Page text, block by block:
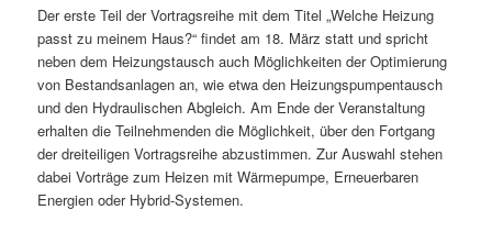
Der erste Teil der Vortragsreihe mit dem Titel „Welche Heizung
passt zu meinem Haus?“ findet am 18. März statt und spricht
neben dem Heizungstausch auch Möglichkeiten der Optimierung
von Bestandsanlagen an, wie etwa den Heizungspumpentausch
und den Hydraulischen Abgleich. Am Ende der Veranstaltung
erhalten die Teilnehmenden die Möglichkeit, über den Fortgang
der dreiteiligen Vortragsreihe abzustimmen. Zur Auswahl stehen
dabei Vorträge zum Heizen mit Wärmepumpe, Erneuerbaren
Energien oder Hybrid-Systemen.